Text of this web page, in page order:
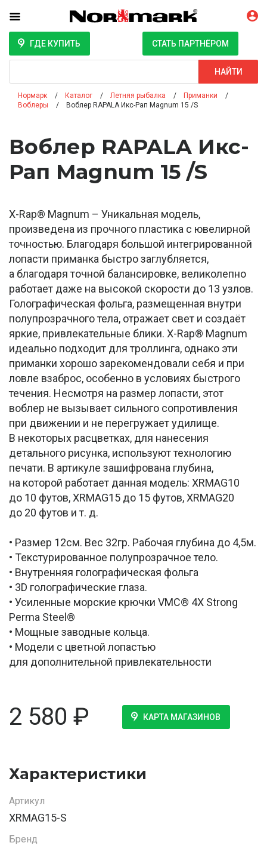
ГДЕ КУПИТЬ СТАТЬ ПАРТНЁРОМ
НАЙТИ
Нормарк Каталог Летняя рыбалка
Приманки
Воблеры
Воблер RAPALA Икс-Рап Magnum 15 /S
Воблер RAPALA Икс-
Рап Magnum 15 /S
X-Rap® Magnum – Уникальная модель,
произведена из прочного пластика с ювелирной
точностью. Благодаря большой интегрированной
лопасти приманка быстро заглубляется,
а благодаря точной балансировке, великолепно
работает даже на высокой скорости до 13 узлов.
Голографическая фольга, размещенная внутри
полупрозрачного тела, отражает свет и создаёт
яркие, привлекательные блики. X-Rap® Magnum
идеально подходит для троллинга, однако эти
приманки хорошо зарекомендовали себя и при
ловле взаброс, особенно в условиях быстрого
течения. Несмотря на размер лопасти, этот
воблер не вызывает сильного сопротивления
при движении и не перегружает удилище.
В некоторых расцветках, для нанесения
детального рисунка, используют технологию
печати. В артикуле зашифрована глубина,
на которой работает данная модель: XRMAG10
до 10 футов, XRMAG15 до 15 футов, XRMAG20
до 20 футов и т. д.
• Размер 12см. Вес 32гр. Рабочая глубина до 4,5м.
• Текстурированное полупрозрачное тело.
• Внутренняя голографическая фольга
• 3D голографические глаза.
• Усиленные морские крючки VMC® 4X Strong
Perma Steel®
• Мощные заводные кольца.
• Модели с цветной лопастью
для дополнительной привлекательности
2 580 ₽ КАРТА МАГАЗИНОВ
Характеристики
Артикул
XRMAG15-S
Бренд